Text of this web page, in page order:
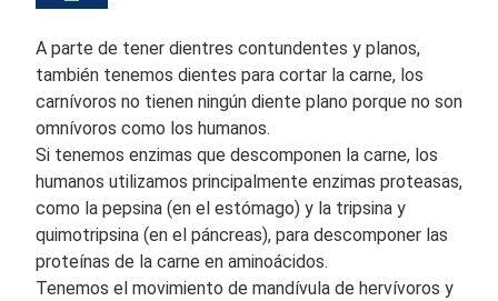
A parte de tener dientres contundentes y planos,
también tenemos dientes para cortar la carne, los
carnívoros no tienen ningún diente plano porque no son
omnívoros como los humanos.
Si tenemos enzimas que descomponen la carne, los
humanos utilizamos principalmente enzimas proteasas,
como la pepsina (en el estómago) y la tripsina y
quimotripsina (en el páncreas), para descomponer las
proteínas de la carne en aminoácidos.
Tenemos el movimiento de mandívula de hervívoros y